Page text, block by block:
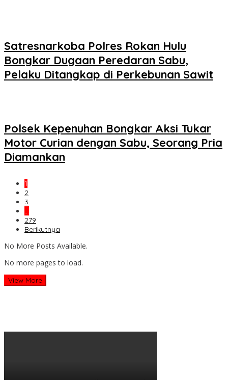
Satresnarkoba Polres Rokan Hulu
Bongkar Dugaan Peredaran Sabu,
Pelaku Ditangkap di Perkebunan Sawit
Polsek Kepenuhan Bongkar Aksi Tukar
Motor Curian dengan Sabu, Seorang Pria
Diamankan
1
2
3
…
279
Berikutnya
No More Posts Available.
No more pages to load.
View More